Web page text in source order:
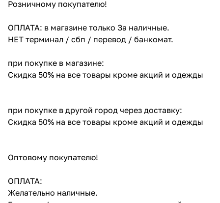
Розничному покупателю!
ОПЛАТА: в магазине только За наличные.
НЕТ терминал / сбп / перевод / банкомат.
при покупке в магазине:
Скидка 50% на все товары кроме акций и одежды
при покупке в другой город через доставку:
Скидка 50% на все товары кроме акций и одежды
Оптовому покупателю!
ОПЛАТА:
Желательно наличные.